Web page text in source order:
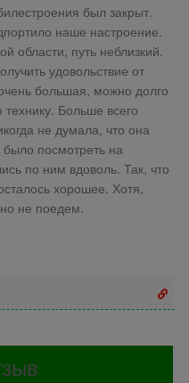
был закрыт.
наше настроение.
области, путь неблизкий.
удовольствие от
большая, можно долго
Больше всего
не думала, что она
посмотреть на
по ним вдоволь. Так, что
хорошее. Хотя,
не поедем.